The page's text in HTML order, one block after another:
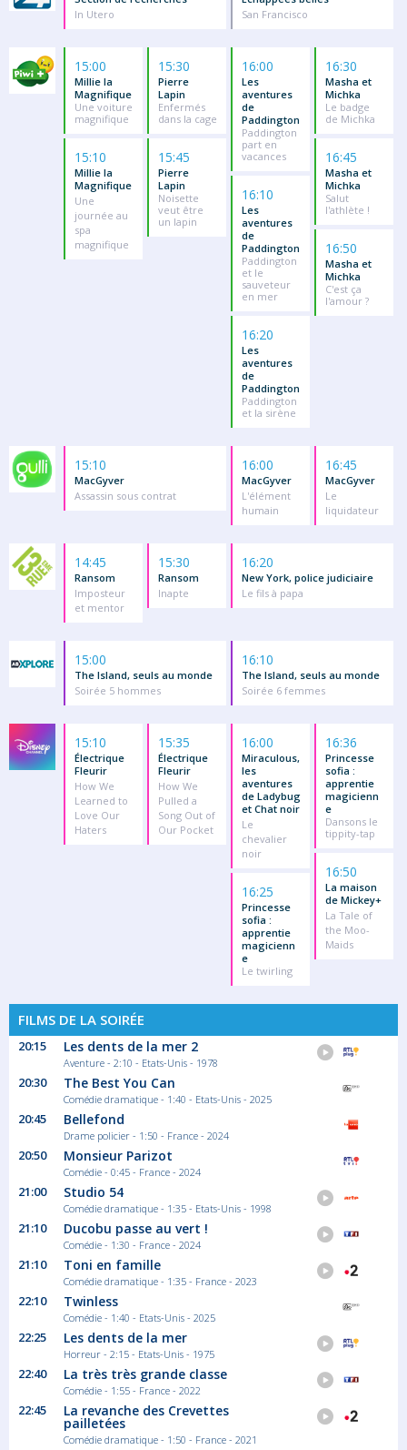
In Utero
San Francisco
15:00
Millie la
Magnifique
Une voiture
magnifique
15:10
Millie la
Magnifique
Une
journée au
spa
magnifique
15:30
Pierre
Lapin
Enfermés
dans la cage
15:45
Pierre
Lapin
Noisette
veut être
un lapin
16:00
Les
aventures
de
Paddington
Paddington
part en
vacances
16:10
Les
aventures
de
Paddington
Paddington
et le
sauveteur
en mer
16:20
Les
aventures
de
Paddington
Paddington
et la sirène
16:30
Masha et
Michka
Le badge
de Michka
16:45
Masha et
Michka
Salut
l'athlète !
16:50
Masha et
Michka
C'est ça
l'amour ?
15:10
MacGyver
Assassin sous contrat
16:00
MacGyver
L'élément
humain
16:45
MacGyver
Le
liquidateur
14:45
Ransom
Imposteur
et mentor
15:30
Ransom
Inapte
16:20
New York, police judiciaire
Le fils à papa
15:00
The Island, seuls au monde
Soirée 5 hommes
16:10
The Island, seuls au monde
Soirée 6 femmes
15:10
Électrique
Fleurir
How We
Learned to
Love Our
Haters
15:35
Électrique
Fleurir
How We
Pulled a
Song Out of
Our Pocket
16:00
Miraculous,
les
aventures
de Ladybug
et Chat noir
Le
chevalier
noir
16:25
Princesse
sofia :
apprentie
magicienn
e
Le twirling
16:36
Princesse
sofia :
apprentie
magicienn
e
Dansons le
tippity-tap
16:50
La maison
de Mickey+
La Tale of
the Moo-
Maids
FILMS DE LA SOIRÉE
20:15 Les dents de la mer 2
Aventure - 2:10 - Etats-Unis - 1978
20:30 The Best You Can
Comédie dramatique - 1:40 - Etats-Unis - 2025
20:45 Bellefond
Drame policier - 1:50 - France - 2024
20:50 Monsieur Parizot
Comédie - 0:45 - France - 2024
21:00 Studio 54
Comédie dramatique - 1:35 - Etats-Unis - 1998
21:10 Ducobu passe au vert !
Comédie - 1:30 - France - 2024
21:10 Toni en famille
Comédie dramatique - 1:35 - France - 2023
22:10 Twinless
Comédie - 1:40 - Etats-Unis - 2025
22:25 Les dents de la mer
Horreur - 2:15 - Etats-Unis - 1975
22:40 La très très grande classe
Comédie - 1:55 - France - 2022
22:45 La revanche des Crevettes
pailletées
Comédie dramatique - 1:50 - France - 2021